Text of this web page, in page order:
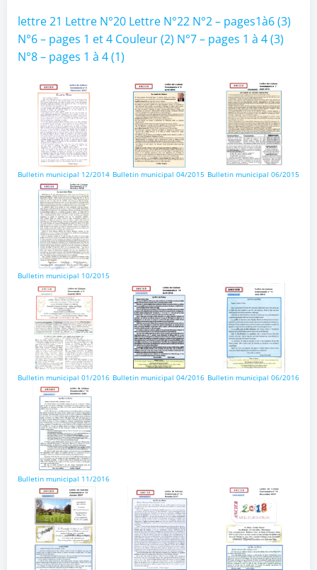
lettre 21 Lettre N°20 Lettre N°22 N°2 – pages1à6 (3)
N°6 – pages 1 et 4 Couleur (2) N°7 – pages 1 à 4 (3)
N°8 – pages 1 à 4 (1)
Bulletin municipal 12/2014 Bulletin municipal 04/2015 Bulletin municipal 06/2015
Bulletin municipal 10/2015
Bulletin municipal 01/2016 Bulletin municipal 04/2016 Bulletin municipal 06/2016
Bulletin municipal 11/2016